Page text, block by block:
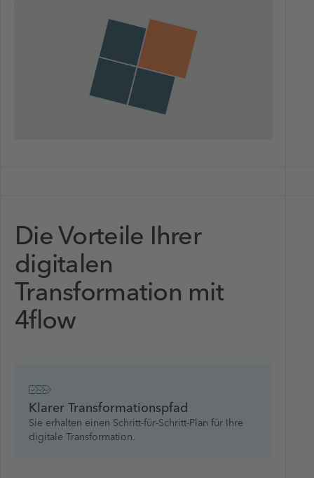
Die Vorteile Ihrer
digitalen
Transformation mit
4flow
Klarer Transformationspfad
Sie erhalten einen Schritt-für-Schritt-Plan für Ihre
digitale Transformation.